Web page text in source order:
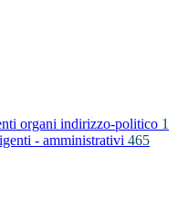
organi indirizzo-politico 1
- amministrativi 465